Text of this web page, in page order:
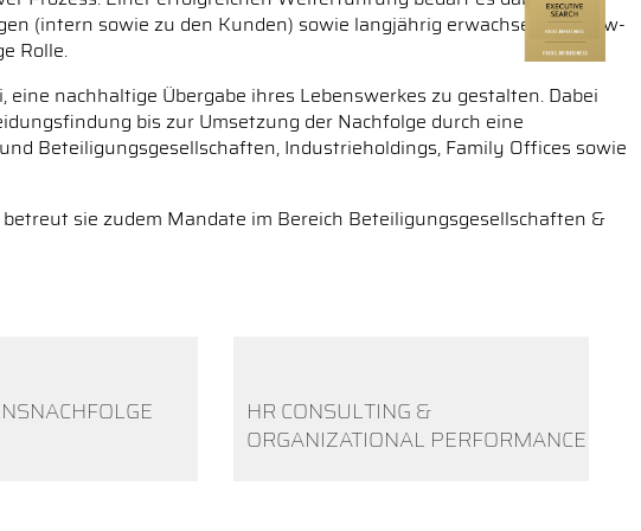
(intern sowie zu den Kunden) sowie langjährig erwachsenes Know-
Rolle.
nachhaltige Übergabe ihres Lebenswerkes zu gestalten. Dabei
bis zur Umsetzung der Nachfolge durch eine
Beteiligungsgesellschaften, Industrieholdings, Family Offices sowie
sie zudem Mandate im Bereich Beteiligungsgesellschaften &
HR CONSULTING &
ORGANIZATIONAL PERFORMANCE